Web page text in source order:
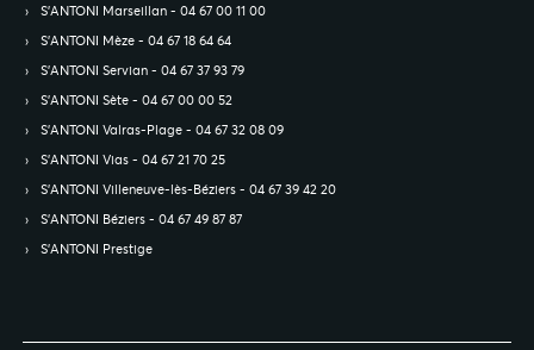
S’ANTONI Marseillan - 04 67 00 11 00
S’ANTONI Mèze - 04 67 18 64 64
S’ANTONI Servian - 04 67 37 93 79
S’ANTONI Sète - 04 67 00 00 52
S’ANTONI Valras-Plage - 04 67 32 08 09
S’ANTONI Vias - 04 67 21 70 25
S’ANTONI Villeneuve-lès-Béziers - 04 67 39 42 20
S’ANTONI Béziers - 04 67 49 87 87
S’ANTONI Prestige